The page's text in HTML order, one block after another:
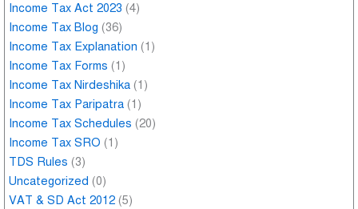
Income Tax Act 2023 (4)
Income Tax Blog (36)
Income Tax Explanation (1)
Income Tax Forms (1)
Income Tax Nirdeshika (1)
Income Tax Paripatra (1)
Income Tax Schedules (20)
Income Tax SRO (1)
TDS Rules (3)
Uncategorized (0)
VAT & SD Act 2012 (5)